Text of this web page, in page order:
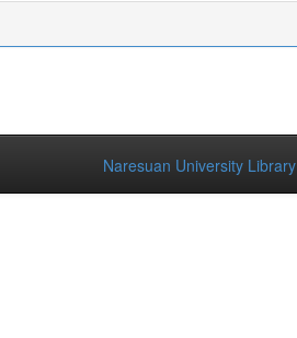
Naresuan University Library